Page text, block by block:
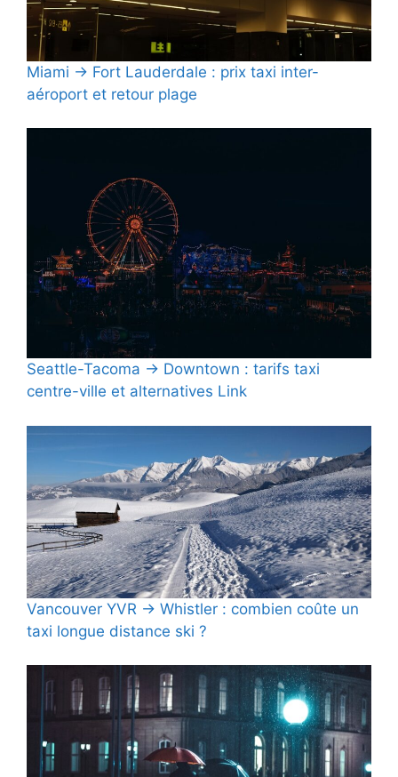
Miami → Fort Lauderdale : prix taxi inter-
aéroport et retour plage
Seattle-Tacoma → Downtown : tarifs taxi
centre-ville et alternatives Link
Vancouver YVR → Whistler : combien coûte un
taxi longue distance ski ?